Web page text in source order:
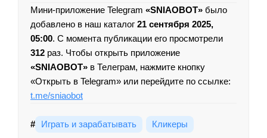
Мини-приложение Telegram «SNIAOBOT» было
добавлено в наш каталог 21 сентября 2025,
05:00. С момента публикации его просмотрели
312 раз. Чтобы открыть приложение
«SNIAOBOT» в Телеграм, нажмите кнопку
«Открыть в Telegram» или перейдите по ссылке:
t.me/sniaobot
# Играть и зарабатывать Кликеры